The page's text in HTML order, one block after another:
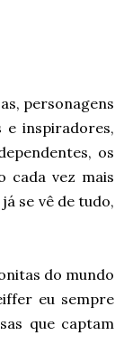
personagens
e inspiradores,
os
cada vez mais
se vê de tudo,
do mundo
eu sempre
que captam